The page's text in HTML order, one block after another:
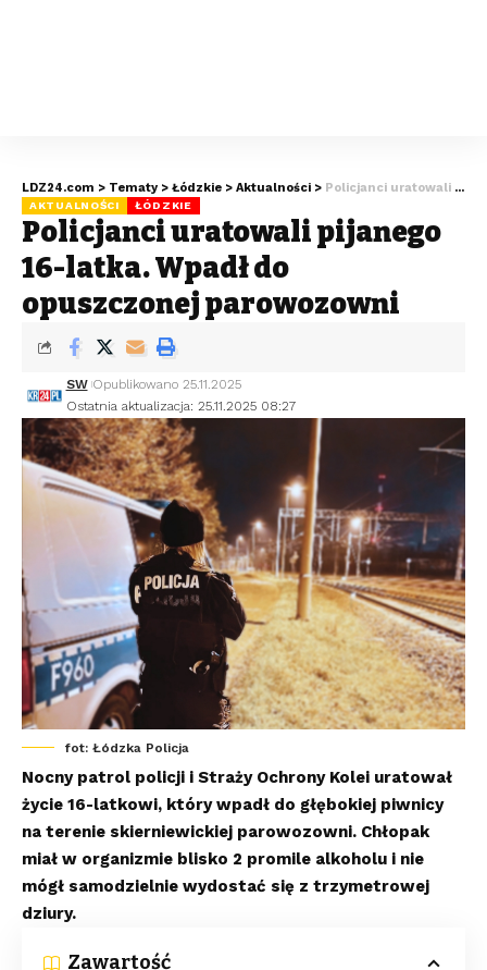
LDZ24.com > Tematy > Łódzkie > Aktualności > Policjanci uratowali pijanego 16-latka. Wpadł do opuszczonej parowozowni
AKTUALNOŚCI ŁÓDZKIE
Policjanci uratowali pijanego
16-latka. Wpadł do
opuszczonej parowozowni
Ostatnia aktualizacja: 25.11.2025 08:27
SW Opublikowano 25.11.2025
fot: Łódzka Policja
Nocny patrol policji i Straży Ochrony Kolei uratował
życie 16-latkowi, który wpadł do głębokiej piwnicy
na terenie skierniewickiej parowozowni. Chłopak
miał w organizmie blisko 2 promile alkoholu i nie
mógł samodzielnie wydostać się z trzymetrowej
dziury.
Zawartość